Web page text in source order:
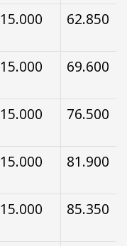
15.000 62.850
15.000 69.600
15.000 76.500
15.000 81.900
15.000 85.350